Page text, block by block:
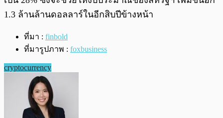
1.3 ล้านล้านดอลลาร์ในอีกสิบปีข้างหน้า
ที่มา : finbold
ที่มารูปภาพ : foxbusiness
cryptocurrency